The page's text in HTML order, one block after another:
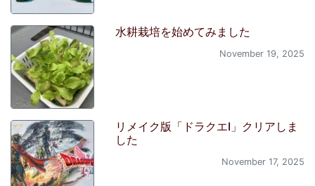
水耕栽培を始めてみました
November 19, 2025
リメイク版「ドラクエI」クリアしま
した
November 17, 2025